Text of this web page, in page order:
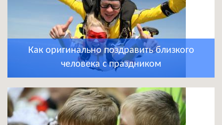
Как оригинально поздравить близкого
человека с праздником